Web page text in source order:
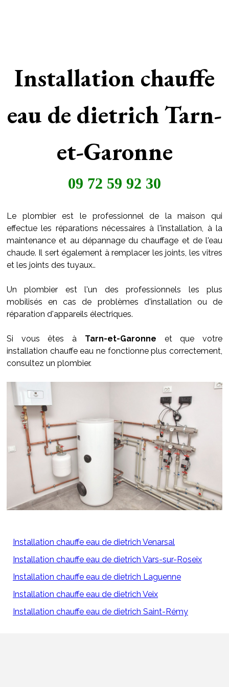
Installation chauffe
eau de dietrich Tarn-
et-Garonne
09 72 59 92 30
Le plombier est le professionnel de la maison qui
effectue les réparations nécessaires à l'installation, à la
maintenance et au dépannage du chauffage et de l'eau
chaude. Il sert également à remplacer les joints, les vitres
et les joints des tuyaux..
Un plombier est l'un des professionnels les plus
mobilisés en cas de problèmes d'installation ou de
réparation d'appareils électriques.
Si vous êtes à Tarn-et-Garonne et que votre
installation chauffe eau ne fonctionne plus correctement,
consultez un plombier.
Installation chauffe eau de dietrich Venarsal
Installation chauffe eau de dietrich Vars-sur-Roseix
Installation chauffe eau de dietrich Laguenne
Installation chauffe eau de dietrich Veix
Installation chauffe eau de dietrich Saint-Rémy